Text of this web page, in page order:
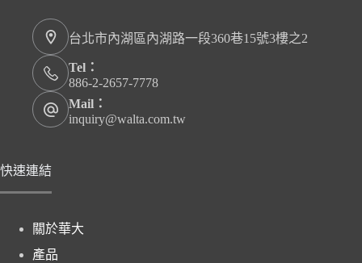
台北市內湖區內湖路一段360巷15號3樓之2
Tel：
886-2-2657-7778
Mail：
inquiry@walta.com.tw
快速連結
關於華大
產品